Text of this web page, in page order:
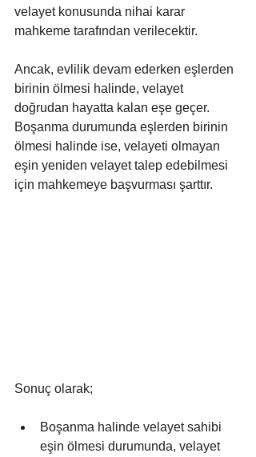
velayet konusunda nihai karar
mahkeme tarafından verilecektir.
Ancak, evlilik devam ederken eşlerden
birinin ölmesi halinde, velayet
doğrudan hayatta kalan eşe geçer.
Boşanma durumunda eşlerden birinin
ölmesi halinde ise, velayeti olmayan
eşin yeniden velayet talep edebilmesi
için mahkemeye başvurması şarttır.
Sonuç olarak;
Boşanma halinde velayet sahibi
eşin ölmesi durumunda, velayet